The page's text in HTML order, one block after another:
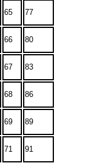
65 77
66 80
67 83
68 86
69 89
71 91